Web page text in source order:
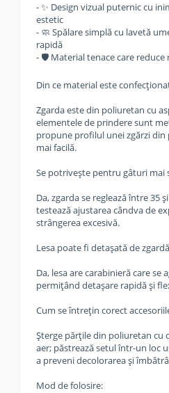
- ✨ Design vizual puternic cu
estetic
- 🧼 Spălare simplă cu lavetă
rapidă
- 🛡️ Material tenace care
Din ce material este
Zgarda este din poliuretan cu
elementele de prindere sunt
propune profilul unei zgărzi
mai facilă.
Se potrivește pentru gâturi mai
Da, zgarda se reglează între 35
testează ajustarea cândva de
strângerea excesivă.
Lesa poate fi detașată de
Da, lesa are carabinieră care se
permițând detașare rapidă și
Cum se întrețin corect
Șterge părțile din poliuretan cu
aer; păstrează setul într-un loc
a preveni decolorarea și
Mod de folosire: